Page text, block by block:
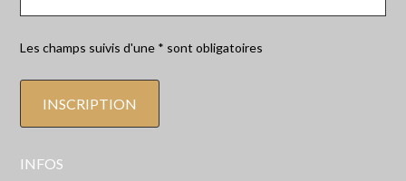
Les champs suivis d'une * sont obligatoires
INFOS